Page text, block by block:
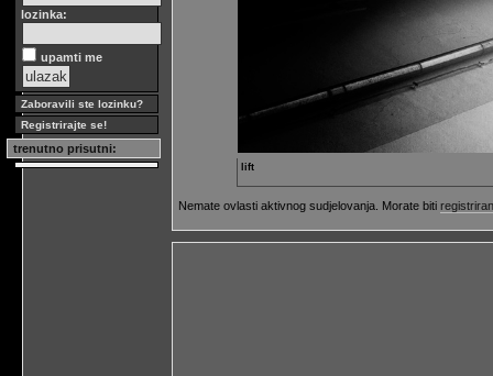
lozinka:
upamti me
Zaboravili ste lozinku?
Registrirajte se!
trenutno prisutni:
lift
Nemate ovlasti aktivnog sudjelovanja. Morate biti